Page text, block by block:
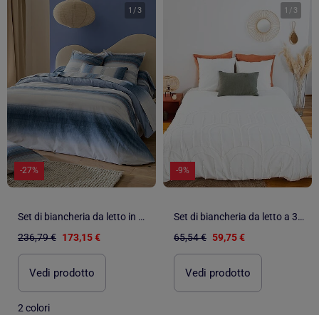
1 /3
-27%
Set di biancheria da letto in percalle di cotone a righe 3 pezzi, copertina e federe
236,79 € 173,15 €
Vedi prodotto
2 colori
1 / 3
-9%
Set di biancheria da letto a 3 pezzi in cotone trapuntato
65,54 € 59,75 €
Vedi prodotto